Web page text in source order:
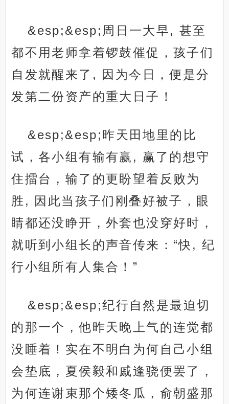
&esp;&esp;周日一大早, 甚至
都不用老师拿着锣鼓催促，孩子们
自发就醒来了, 因为今日，便是分
发第二份资产的重大日子！
&esp;&esp;昨天田地里的比
试，各小组有输有赢, 赢了的想守
住擂台，输了的更盼望着反败为
胜, 因此当孩子们刚叠好被子，眼
睛都还没睁开，外套也没穿好时，
就听到小组长的声音传来：“快, 纪
行小组所有人集合！”
&esp;&esp;纪行自然是最迫切
的那一个，他昨天晚上气的连觉都
没睡着！实在不明白为何自己小组
会垫底，夏侯毅和戚逢骁便罢了，
为何连谢束那个矮冬瓜，俞朝盛那